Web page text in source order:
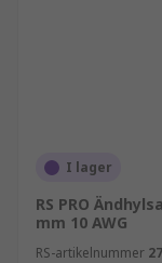
I lager
RS PRO
mm 10 AWG
RS-artikelnummer